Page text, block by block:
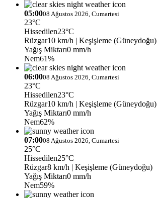
05:0008 Ağustos 2026, Cumartesi
23°C
Hissedilen23°C
Rüzgar10 km/h | Keşişleme (Güneydoğu)
Yağış Miktarı0 mm/h
Nem61%
06:0008 Ağustos 2026, Cumartesi
23°C
Hissedilen23°C
Rüzgar10 km/h | Keşişleme (Güneydoğu)
Yağış Miktarı0 mm/h
Nem62%
07:0008 Ağustos 2026, Cumartesi
25°C
Hissedilen25°C
Rüzgar8 km/h | Keşişleme (Güneydoğu)
Yağış Miktarı0 mm/h
Nem59%